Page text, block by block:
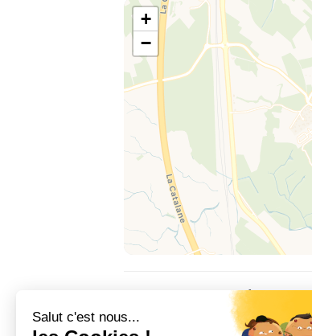
+
−
DISPONIBILITÉS